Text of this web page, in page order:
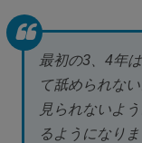
最初の3、4年
て舐められな
見られないよ
るようになりま